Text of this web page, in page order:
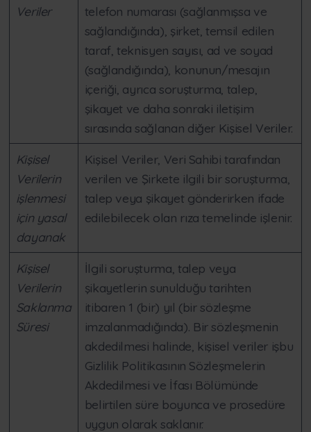
Veriler
telefon numarası (sağlanmışsa ve
sağlandığında), şirket, temsil edilen
taraf, teknisyen sayısı, ad ve soyad
(sağlandığında), konunun/mesajın
içeriği, ayrıca soruşturma, talep,
şikayet ve daha sonraki iletişim
sırasında sağlanan diğer Kişisel Veriler.
Kişisel
Verilerin
işlenmesi
için yasal
dayanak
Kişisel Veriler, Veri Sahibi tarafından
verilen ve Şirkete ilgili bir soruşturma,
talep veya şikayet gönderirken ifade
edilebilecek olan rıza temelinde işlenir.
Kişisel
Verilerin
Saklanma
Süresi
İlgili soruşturma, talep veya
şikayetlerin sunulduğu tarihten
itibaren 1 (bir) yıl (bir sözleşme
imzalanmadığında). Bir sözleşmenin
akdedilmesi halinde, kişisel veriler işbu
Gizlilik Politikasının Sözleşmelerin
Akdedilmesi ve İfası Bölümünde
belirtilen süre boyunca ve prosedüre
uygun olarak saklanır.